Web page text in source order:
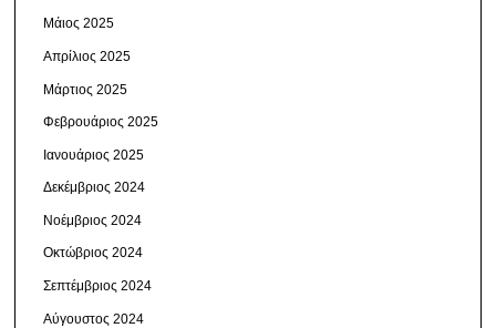
Μάιος 2025
Απρίλιος 2025
Μάρτιος 2025
Φεβρουάριος 2025
Ιανουάριος 2025
Δεκέμβριος 2024
Νοέμβριος 2024
Οκτώβριος 2024
Σεπτέμβριος 2024
Αύγουστος 2024